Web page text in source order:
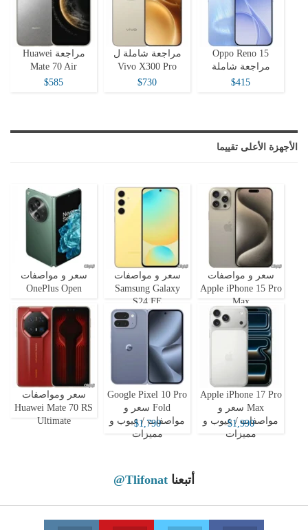
Oppo Reno 15
مراجعة شاملة
$415
مراجعة شاملة ل
Vivo X300 Pro
$730
مراجعة Huawei
Mate 70 Air
$585
الأجهزة الأعلى تقييما
سعر و مواصفات
Apple iPhone 15 Pro
Max
سعر و مواصفات
Samsung Galaxy
S24 FE
سعر و مواصفات
OnePlus Open
Apple iPhone 17 Pro
Max سعر و
مواصفات / عيوب و
مميزات
$1,990
Google Pixel 10 Pro
Fold سعر و
مواصفات / عيوب و
مميزات
$1,790
سعر ومواصفات
Huawei Mate 70 RS
Ultimate
أتبعنا @Tlifonat